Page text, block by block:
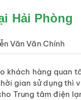
Hải Phòng
Văn Văn Chính
khách hàng quan
gian sử dụng thì
Trung tâm điện